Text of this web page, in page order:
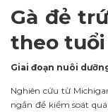
Gà đẻ
theo tuổi
Giai đoạn nuôi
Nghiên cứu từ
ngắn để kiểm soát